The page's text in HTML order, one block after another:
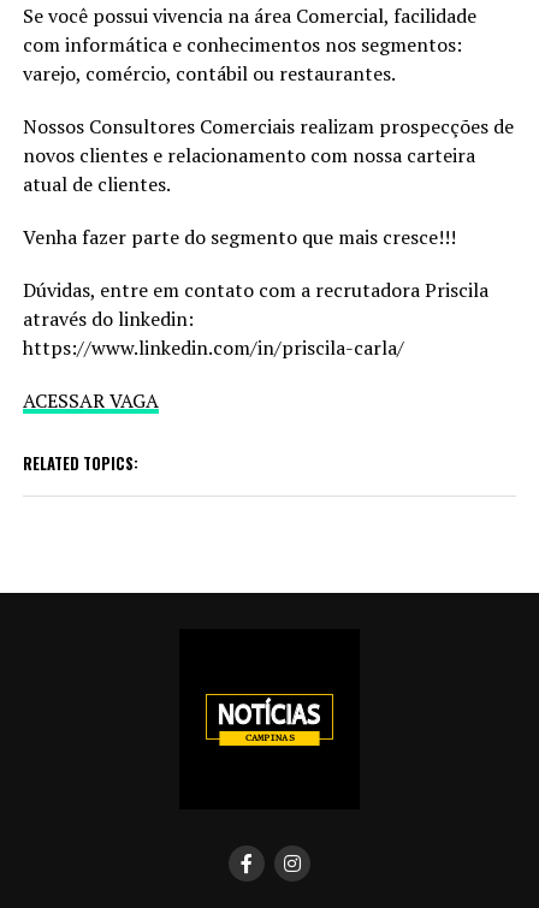
Se você possui vivencia na área Comercial, facilidade
com informática e conhecimentos nos segmentos:
varejo, comércio, contábil ou restaurantes.
Nossos Consultores Comerciais realizam prospecções de
novos clientes e relacionamento com nossa carteira
atual de clientes.
Venha fazer parte do segmento que mais cresce!!!
Dúvidas, entre em contato com a recrutadora Priscila
através do linkedin:
https://www.linkedin.com/in/priscila-carla/
ACESSAR VAGA
RELATED TOPICS: